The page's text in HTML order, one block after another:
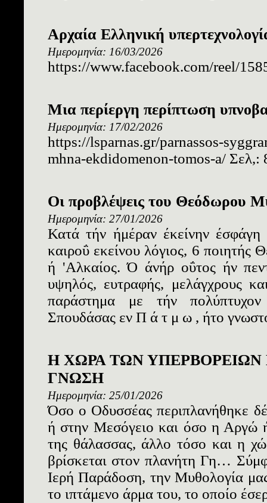
Αρχαία Ελληνική
Ημερομηνία: 16/03/2026
https://www.facebook.com/reel/
Μια περίεργη περίπτωση
Ημερομηνία: 17/02/2026
https://lsparnas.gr/parnassos-
mhna-ekdidomenon-tomos-a/ Σελ,:
Οι προβλέψεις του Θεόδωρου
Ημερομηνία: 27/01/2026
Κατά τήν ήμέραν έκείνην έσφάγη
καιροΰ εκείνου λόγιος, 6 ποιητής
ή 'Αλκαίος. Ό άνήρ οΰτος ήν
υψηλός, ευτραφής, μελάγχρους
παράστημα με τήν
Σπουδάσας εν Π ά τ μ ω , ήτο
Η ΧΩΡΑ ΤΩΝ
ΓΝΩΣΗ
Ημερομηνία: 25/01/2026
Όσο ο Οδυσσέας περιπλανήθηκε
ή στην Μεσόγειο και όσο η Αργώ
της θάλασσας, άλλο τόσο και η
βρίσκεται στον πλανήτη Γη…
Ιερή Παράδοση, την Μυθολογία
το ιπτάμενο άρμα του, το οποίο